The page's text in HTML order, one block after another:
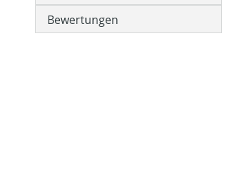
Bewertungen